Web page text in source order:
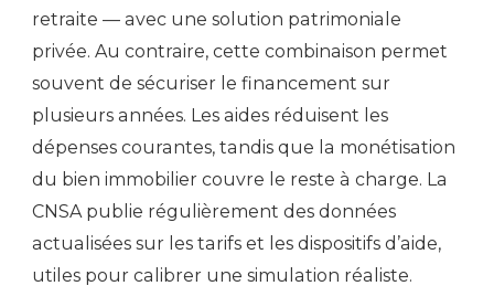
retraite — avec une solution patrimoniale
privée. Au contraire, cette combinaison permet
souvent de sécuriser le financement sur
plusieurs années. Les aides réduisent les
dépenses courantes, tandis que la monétisation
du bien immobilier couvre le reste à charge. La
CNSA publie régulièrement des données
actualisées sur les tarifs et les dispositifs d’aide,
utiles pour calibrer une simulation réaliste.